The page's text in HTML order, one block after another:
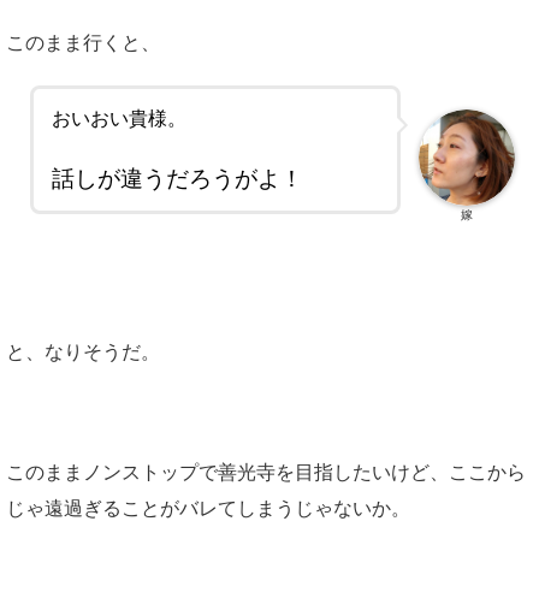
このまま行くと、
おいおい貴様。
話しが違うだろうがよ！
嫁
と、なりそうだ。
このままノンストップで善光寺を目指したいけど、ここから
じゃ遠過ぎることがバレてしまうじゃないか。